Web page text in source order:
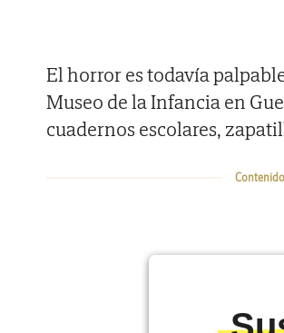
El horror es todavía
Museo de la Infancia en
cuadernos escolares,